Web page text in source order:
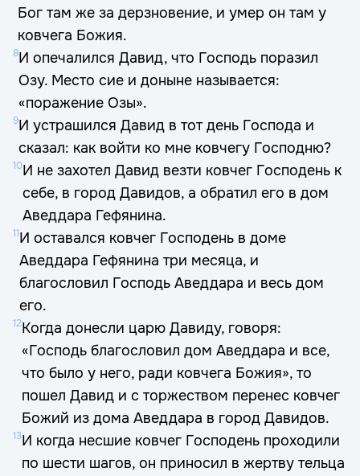
Бог там же за дерзновение, и умер он там у
ковчега Божия.
8И опечалился Давид, что Господь поразил
Озу. Место сие и доныне называется:
«поражение Озы».
9И устрашился Давид в тот день Господа и
сказал: как войти ко мне ковчегу Господню?
10И не захотел Давид везти ковчег Господень к
себе, в город Давидов, а обратил его в дом
Аведдара Гефянина.
11И оставался ковчег Господень в доме
Аведдара Гефянина три месяца, и
благословил Господь Аведдара и весь дом
его.
12Когда донесли царю Давиду, говоря:
«Господь благословил дом Аведдара и все,
что было у него, ради ковчега Божия», то
пошел Давид и с торжеством перенес ковчег
Божий из дома Аведдара в город Давидов.
13И когда несшие ковчег Господень проходили
по шести шагов, он приносил в жертву тельца